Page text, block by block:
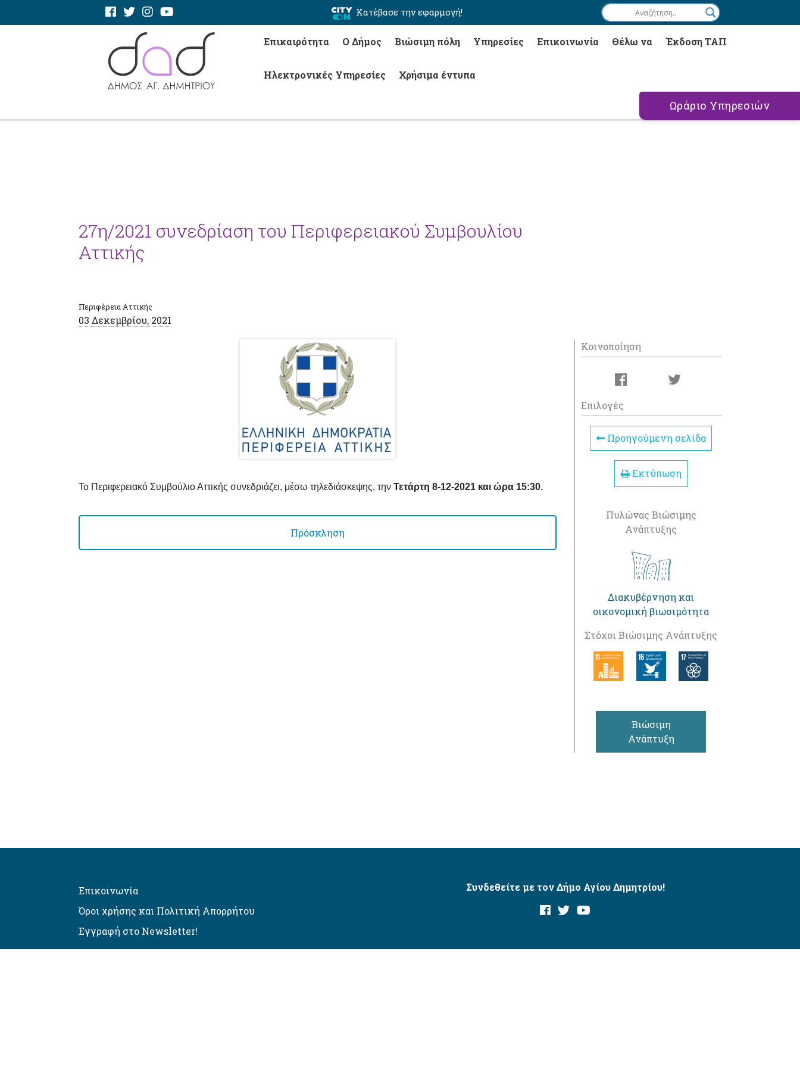
Κατέβασε την εφαρμογή!
Επικαιρότητα Ο Δήμος Βιώσιμη πόλη Υπηρεσίες Επικοινωνία Θέλω να Έκδοση ΤΑΠ
Ηλεκτρονικές Υπηρεσίες Χρήσιμα έντυπα
Ωράριο Υπηρεσιών
27η/2021 συνεδρίαση του Περιφερειακού Συμβουλίου
Αττικής
Περιφέρεια Αττικής
03 Δεκεμβρίου, 2021
Το Περιφερειακό Συμβούλιο Αττικής συνεδριάζει, μέσω τηλεδιάσκεψης, την Τετάρτη 8-12-2021 και ώρα 15:30.
Πρόσκληση
Κοινοποίηση
Επιλογές
Προηγούμενη σελίδα
Εκτύπωση
Πυλώνας Βιώσιμης
Ανάπτυξης
Διακυβέρνηση και
οικονομική βιωσιμότητα
Στόχοι Βιώσιμης Ανάπτυξης
Βιώσιμη
Ανάπτυξη
Επικοινωνία
Όροι χρήσης και Πολιτική Απορρήτου
Εγγραφή στο Newsletter!
Συνδεθείτε με τον Δήμο Αγίου Δημητρίου!